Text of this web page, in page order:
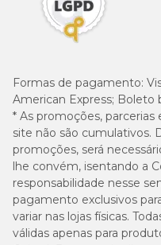
Formas de pagamento:
American Express; Boleto
* As promoções,
site não são cumulativos.
promoções, será
lhe convém, isentando a
responsabilidade nesse
pagamento exclusivos
variar nas lojas físicas.
válidas apenas para